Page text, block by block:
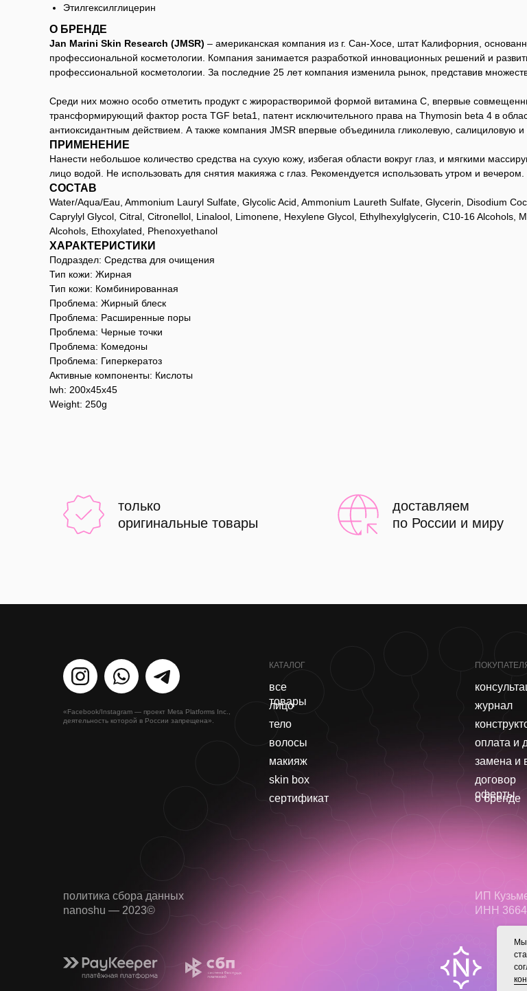
Мы
Этилгексилглицерин
О БРЕНДЕ
Jan Marini Skin Research (JMSR) – американская компания из г. Сан-Хосе, штат Калифорния,
профессиональной косметологии. Компания занимается разработкой инновационных решений и
профессиональной косметологии. За последние 25 лет компания изменила рынок, представив
Среди них можно особо отметить продукт с жирорастворимой формой витамина C, впервые
трансформирующий фактор роста TGF beta1, патент исключительного права на Thymosin beta 4 в
антиоксидантным действием. А также компания JMSR впервые объединила гликолевую, салициловую
ПРИМЕНЕНИЕ
Нанести небольшое количество средства на сухую кожу, избегая области вокруг глаз, и мягкими
лицо водой. Не использовать для снятия макияжа с глаз. Рекомендуется использовать утром и вечером.
СОСТАВ
Water/Aqua/Eau, Ammonium Lauryl Sulfate, Glycolic Acid, Ammonium Laureth Sulfate, Glycerin, Disodium
Caprylyl Glycol, Citral, Citronellol, Linalool, Limonene, Hexylene Glycol, Ethylhexylglycerin, C10-16
Alcohols, Ethoxylated, Phenoxyethanol
ХАРАКТЕРИСТИКИ
Подраздел: Cредства для очищения
Тип кожи: Жирная
Тип кожи: Комбинированная
Проблема: Жирный блеск
Проблема: Расширенные поры
Проблема: Черные точки
Проблема: Комедоны
Проблема: Гиперкератоз
Активные компоненты: Кислоты
lwh: 200x45x45
Weight: 250g
только
оригинальные товары
доставляем
по России и миру
«Facebook/Instagram — проект Meta Platforms Inc.,
деятельность которой в России запрещена».
КАТАЛОГ
все
товары
лицо
тело
волосы
макияж
skin box
сертификат
журнал
оплата и
замена и
договор
оферты
о бренде
ИП
ИНН
политика сбора данных
nanoshu — 2023©